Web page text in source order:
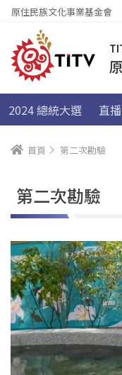
原住民族文化事業基金會
2024 總統大選 直播
首頁 第二次勘驗
第二次勘驗